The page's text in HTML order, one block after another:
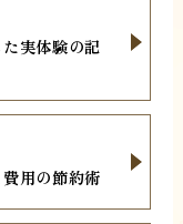
実体験の記
用の節約術